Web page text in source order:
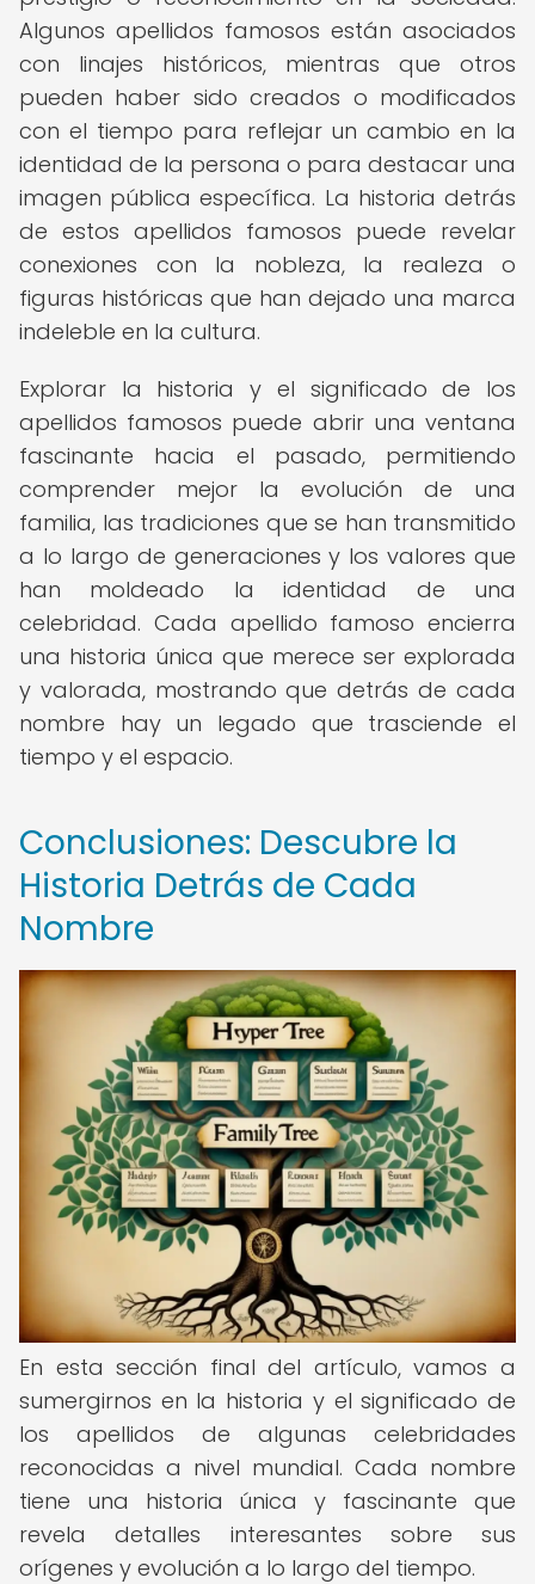
Algunos apellidos famosos están asociados
con linajes históricos, mientras que otros
pueden haber sido creados o modificados
con el tiempo para reflejar un cambio en la
identidad de la persona o para destacar una
imagen pública específica. La historia detrás
de estos apellidos famosos puede revelar
conexiones con la nobleza, la realeza o
figuras históricas que han dejado una marca
indeleble en la cultura.
Explorar la historia y el significado de los
apellidos famosos puede abrir una ventana
fascinante hacia el pasado, permitiendo
comprender mejor la evolución de una
familia, las tradiciones que se han transmitido
a lo largo de generaciones y los valores que
han moldeado la identidad de una
celebridad. Cada apellido famoso encierra
una historia única que merece ser explorada
y valorada, mostrando que detrás de cada
nombre hay un legado que trasciende el
tiempo y el espacio.
Conclusiones: Descubre la
Historia Detrás de Cada
Nombre
En esta sección final del artículo, vamos a
sumergirnos en la historia y el significado de
los apellidos de algunas celebridades
reconocidas a nivel mundial. Cada nombre
tiene una historia única y fascinante que
revela detalles interesantes sobre sus
orígenes y evolución a lo largo del tiempo.